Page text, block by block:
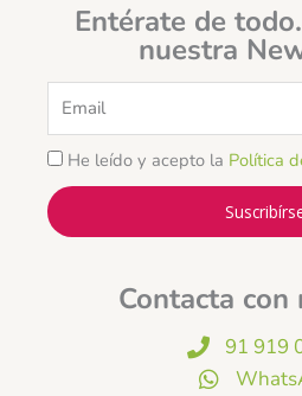
Entérate de
nuestra
He leído y acepto la Política
Contacta con
91 919